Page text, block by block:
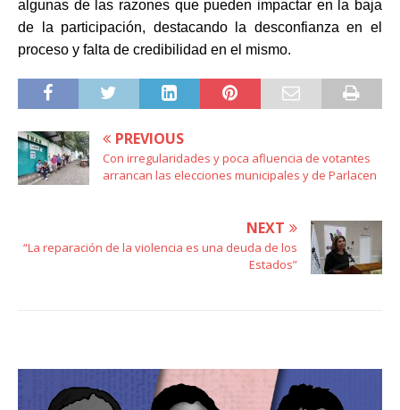
algunas de las razones que pueden impactar en la baja
de la participación, destacando la desconfianza en el
proceso y falta de credibilidad en el mismo.
PREVIOUS
Con irregularidades y poca afluencia de votantes
arrancan las elecciones municipales y de Parlacen
NEXT
“La reparación de la violencia es una deuda de los
Estados”